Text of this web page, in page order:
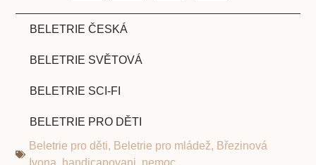
BELETRIE ČESKÁ
BELETRIE SVĚTOVÁ
BELETRIE SCI-FI
BELETRIE PRO DĚTI
Beletrie pro děti, Beletrie pro mládež, Březinová
Ivona
handicapovani nemoc